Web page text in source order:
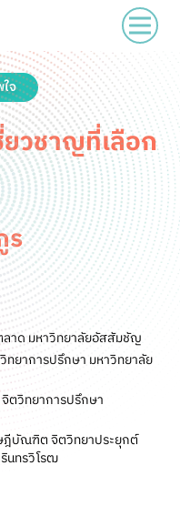
จ
วชาญที่เลือก
ร
าด มหาวิทยาลัยอัสสัมชัญ
าการปรึกษา มหาวิทยาลัย
วิทยาการปรึกษา
บัณฑิต จิตวิทยาประยุกต์
นทรวิโรฒ